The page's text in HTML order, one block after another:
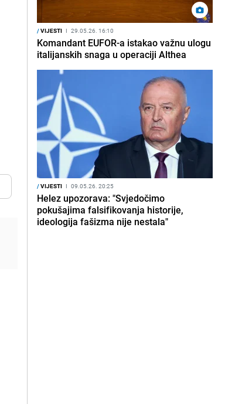
/VIJESTI I 29.05.26. 16:10
Komandant EUFOR-a istakao važnu ulogu
italijanskih snaga u operaciji Althea
/VIJESTI I 09.05.26. 20:25
Helez upozorava: "Svjedočimo
pokušajima falsifikovanja historije,
ideologija fašizma nije nestala"